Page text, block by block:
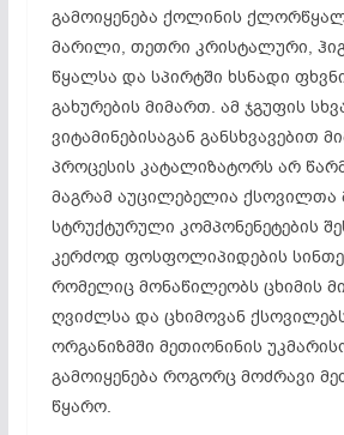
გამოიყენება ქოლინის
მარილი, თეთრი კრისტალური,
წყალსა და სპირტში ხსნადი
გახურების მიმართ. ამ ჯგუფის
ვიტამინებისაგან განსხვავებით
პროცესის კატალიზატორს არ
მაგრამ აუცილებელია ქსოვილთა
სტრუქტურული კომპონენეტების
კერძოდ ფოსფოლიპიდების
რომელიც მონაწილეობს ცხიმის
ღვიძლსა და ცხიმოვან
ორგანიზმში მეთიონინის
გამოიყენება როგორც მოძრავი
წყარო.